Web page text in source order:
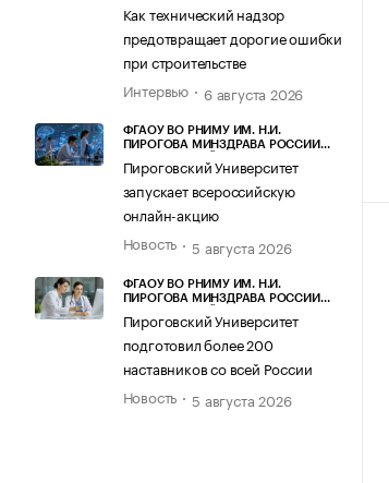
Как технический надзор
предотвращает дорогие ошибки
при строительстве
Интервью
6 августа 2026
ФГАОУ ВО РНИМУ ИМ. Н.И.
ПИРОГОВА МИНЗДРАВА РОССИИ
Пироговский Университет
запускает всероссийскую
онлайн-акцию
Новость
5 августа 2026
ФГАОУ ВО РНИМУ ИМ. Н.И.
ПИРОГОВА МИНЗДРАВА РОССИИ
Пироговский Университет
подготовил более 200
наставников со всей России
Новость
5 августа 2026